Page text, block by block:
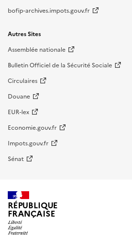
bofip-archives.impots.gouv.fr
Autres Sites
Assemblée nationale
Bulletin Officiel de la Sécurité Sociale
Circulaires
Douane
EUR-lex
Economie.gouv.fr
Impots.gouv.fr
Sénat
RÉPUBLIQUE
FRANÇAISE